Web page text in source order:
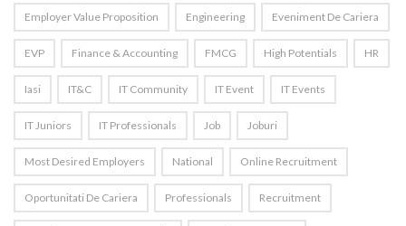
Employer Value Proposition Engineering Eveniment De Cariera
EVP Finance & Accounting FMCG High Potentials HR
Iasi IT&C IT Community IT Event IT Events
IT Juniors IT Professionals Job Joburi
Most Desired Employers National Online Recruitment
Oportunitati De Cariera Professionals Recruitment